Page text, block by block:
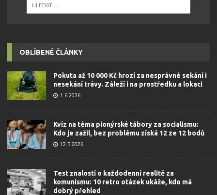
OBLÍBENÉ ČLÁNKY
Pokuta až 10 000 Kč hrozí za nesprávné sekání i
nesekání trávy. Záleží i na prostředku a lokaci
1.6.2026
Kvíz na téma pionýrské tábory za socialismu:
Kdo je zažil, bez problému získá 12 ze 12 bodů
12.5.2026
Test znalostí o každodenní realitě za
komunismu: 10 retro otázek ukáže, kdo má
dobrý přehled